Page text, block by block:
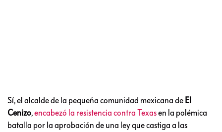
Sí, el alcalde de la pequeña comunidad mexicana de El
Cenizo,encabezó la resistencia contra Texasen la polémica
batalla por la aprobación de una ley que castiga a las